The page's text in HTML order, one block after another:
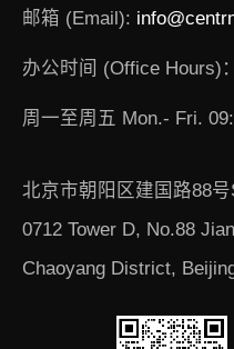
邮箱 (Email):
办公时间 (Office Hours)：
周一至周五 Mon.- Fri.
北京市朝阳区建国路88
0712 Tower D, No.88
Chaoyang District,